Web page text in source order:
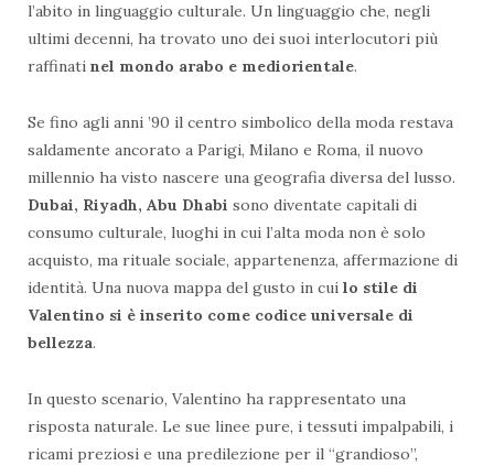
l’abito in linguaggio culturale. Un linguaggio che, negli
ultimi decenni, ha trovato uno dei suoi interlocutori più
raffinati nel mondo arabo e mediorientale.
Se fino agli anni ’90 il centro simbolico della moda restava
saldamente ancorato a Parigi, Milano e Roma, il nuovo
millennio ha visto nascere una geografia diversa del lusso.
Dubai, Riyadh, Abu Dhabi sono diventate capitali di
consumo culturale, luoghi in cui l’alta moda non è solo
acquisto, ma rituale sociale, appartenenza, affermazione di
identità. Una nuova mappa del gusto in cui lo stile di
Valentino si è inserito come codice universale di
bellezza.
In questo scenario, Valentino ha rappresentato una
risposta naturale. Le sue linee pure, i tessuti impalpabili, i
ricami preziosi e una predilezione per il “grandioso”,